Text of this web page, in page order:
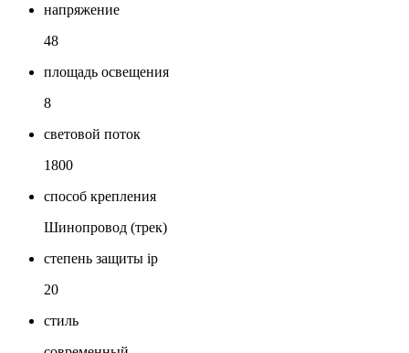
напряжение
48
площадь освещения
8
световой поток
1800
способ крепления
Шинопровод (трек)
степень защиты ip
20
стиль